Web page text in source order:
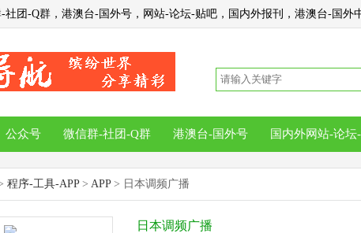
团-Q群，港澳台-国外号，网站-论坛-贴吧，国内外报刊，港澳台-国外
公众号 微信群-社团-Q群 港澳台-国外号 国内外网站-论坛
程序-工具-APP> APP> 日本调频广播
日本调频广播